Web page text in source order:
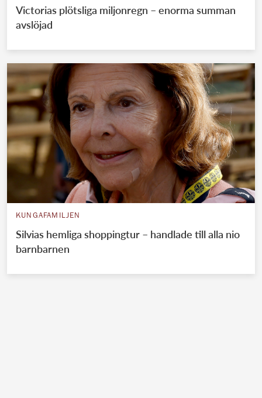
Victorias plötsliga miljonregn – enorma summan
avslöjad
KUNGAFAMILJEN
Silvias hemliga shoppingtur – handlade till alla nio
barnbarnen